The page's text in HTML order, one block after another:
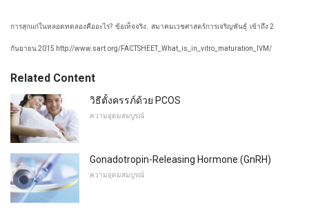
การสุกแก่ในหลอดทดลองคืออะไร? ข้อเท็จจริง. สมาคมเวชศาสตร์การเจริญพันธุ์ เข้าถึง 2
กันยายน 2015 http://www.sart.org/FACTSHEET_What_is_in_vitro_maturation_IVM/
Related Content
วิธีตั้งครรภ์ด้วย PCOS
ความอุดมสมบูรณ์
Gonadotropin-Releasing Hormone (GnRH)
ความอุดมสมบูรณ์